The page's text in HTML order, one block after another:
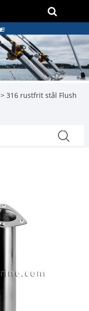
> 316 rustfrit stål Flush